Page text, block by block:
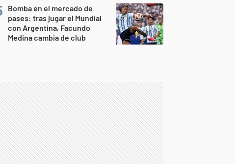
Bomba en el mercado de
pases: tras jugar el Mundial
con Argentina, Facundo
Medina cambia de club